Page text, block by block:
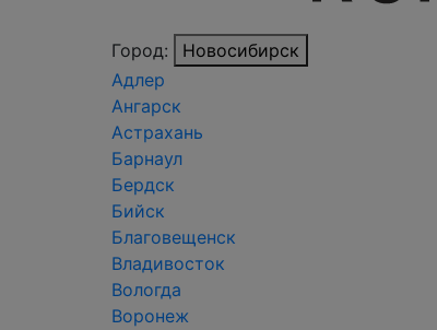
Город:
Новосибирск
Адлер
Ангарск
Астрахань
Барнаул
Бердск
Бийск
Благовещенск
Владивосток
Вологда
Воронеж